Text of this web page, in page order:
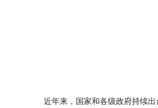
近年来，国家和各级政府持续